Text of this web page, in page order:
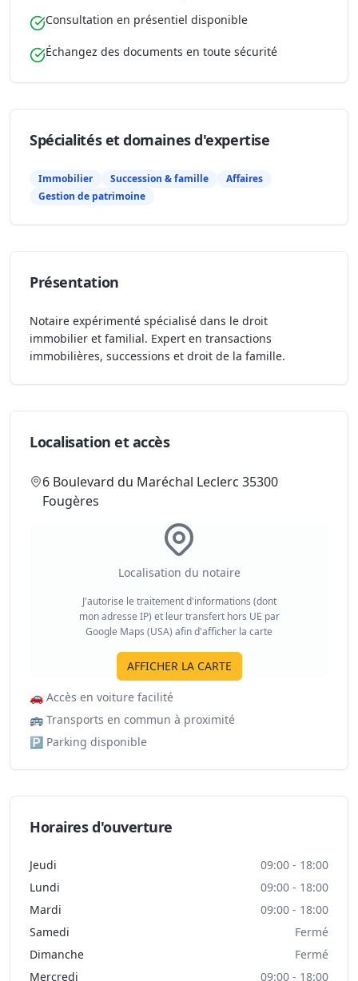
Consultation en présentiel disponible
Échangez des documents en toute sécurité
Spécialités et domaines d'expertise
Immobilier Succession & famille
Affaires
Gestion de patrimoine
Présentation
Notaire expérimenté spécialisé dans le droit
immobilier et familial. Expert en transactions
immobilières, successions et droit de la famille.
Localisation et accès
6 Boulevard du Maréchal Leclerc 35300
Fougères
Localisation du notaire
J'autorise le traitement d'informations (dont
mon adresse IP) et leur transfert hors UE par
Google Maps (USA) afin d'afficher la carte
AFFICHER LA CARTE
🚗 Accès en voiture facilité
🚌 Transports en commun à proximité
🅿️ Parking disponible
Horaires d'ouverture
Jeudi
09:00 - 18:00
Lundi
09:00 - 18:00
Mardi
09:00 - 18:00
Samedi
Fermé
Dimanche
Fermé
Mercredi
09:00 - 18:00